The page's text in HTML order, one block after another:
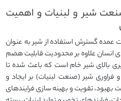
شیر و لبنیات و اهمیت
گسترش استفاده از شیر به عنوان
انسان علاوه بر محدودیت قابلیت هضم
بالای شیر خام است که باعث شده تا
شیر (صنعت لبنیات) بر ایجاد و
تقویت و بهینه سازی فرایندهای